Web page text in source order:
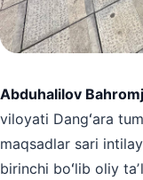
Abduhalilov
viloyati Dangʻara
maqsadlar sari
birinchi boʻlib oliy